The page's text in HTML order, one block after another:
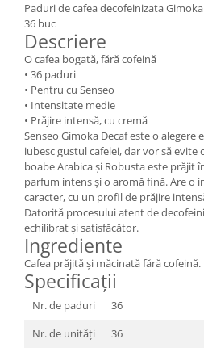
Paduri de cafea decofeinizata
36 buc
Descriere
O cafea bogată, fără cofeină
• 36 paduri
• Pentru cu Senseo
• Intensitate medie
• Prăjire intensă, cu cremă
Senseo Gimoka Decaf este o alegere
iubesc gustul cafelei, dar vor să evite
boabe Arabica și Robusta este prăjit
parfum intens și o aromă fină. Are o
caracter, cu un profil de prăjire
Datorită procesului atent de
echilibrat și satisfăcător.
Ingrediente
Cafea prăjită și măcinată fără cofeină.
Specificații
Nr. de paduri
36
Nr. de unități
36